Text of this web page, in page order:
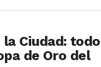
Ciudad: todo
de Oro del